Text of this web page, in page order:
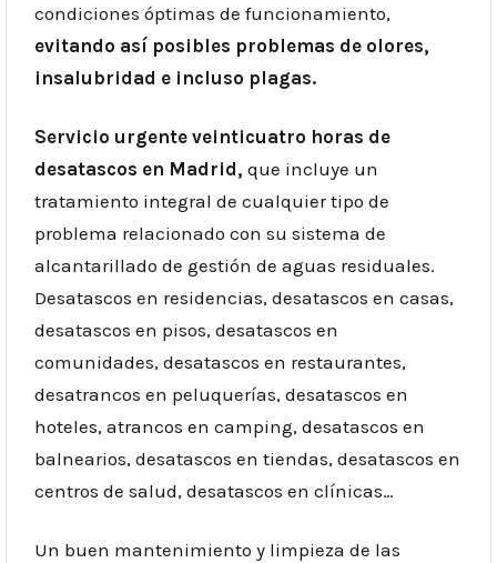
condiciones óptimas de funcionamiento,
evitando así posibles problemas de olores,
insalubridad e incluso plagas.
Servicio urgente veinticuatro horas de
desatascos en Madrid, que incluye un
tratamiento integral de cualquier tipo de
problema relacionado con su sistema de
alcantarillado de gestión de aguas residuales.
Desatascos en residencias, desatascos en casas,
desatascos en pisos, desatascos en
comunidades, desatascos en restaurantes,
desatrancos en peluquerías, desatascos en
hoteles, atrancos en camping, desatascos en
balnearios, desatascos en tiendas, desatascos en
centros de salud, desatascos en clínicas…
Un buen mantenimiento y limpieza de las